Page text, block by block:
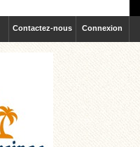
Connexion
Contactez-nous